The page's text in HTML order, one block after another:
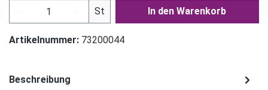
Produkt Anzahl: Gib den gewünschten Wert
St In den Warenkorb
Artikelnummer: 73200044
Beschreibung